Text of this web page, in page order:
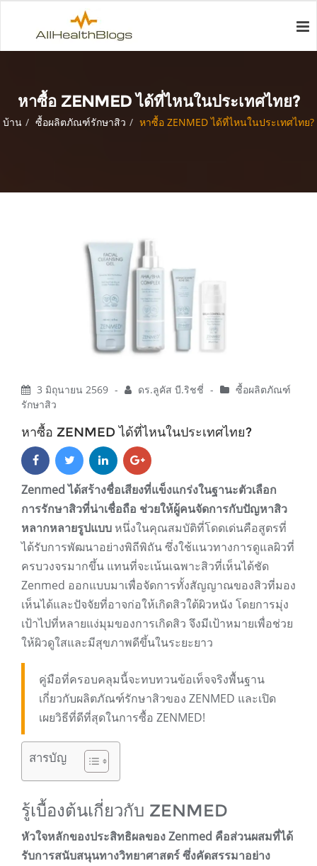
หาซื้อ ZENMED ได้ที่ไหนในประเทศไทย?
บ้าน ซื้อผลิตภัณฑ์รักษาสิว หาซื้อ ZENMED ได้ที่ไหนในประเทศไทย?
3 มิถุนายน 2569 - ดร.ลูคัส บี.ริชชี่ -
ซื้อผลิตภัณฑ์
รักษาสิว
หาซื้อ ZENMED ได้ที่ไหนในประเทศไทย?
Zenmed ได้สร้างชื่อเสียงที่แข็งแกร่งในฐานะตัวเลือก
การรักษาสิวที่น่าเชื่อถือ ช่วยให้ผู้คนจัดการกับปัญหาสิว
หลากหลายรูปแบบ หนึ่งในคุณสมบัติที่โดดเด่นคือสูตรที่
ได้รับการพัฒนาอย่างพิถีพิถัน ซึ่งใช้แนวทางการดูแลผิวที่
ครบวงจรมากขึ้น แทนที่จะเน้นเฉพาะสิวที่เห็นได้ชัด
Zenmed ออกแบบมาเพื่อจัดการทั้งสัญญาณของสิวที่มอง
เห็นได้และปัจจัยที่อาจก่อให้เกิดสิวใต้ผิวหนัง โดยการมุ่ง
เป้าไปที่หลายแง่มุมของการเกิดสิว จึงมีเป้าหมายเพื่อช่วย
ให้ผิวดูใสและมีสุขภาพดีขึ้นในระยะยาว
คู่มือที่ครอบคลุมนี้จะทบทวนข้อเท็จจริงพื้นฐาน
เกี่ยวกับผลิตภัณฑ์รักษาสิวของ ZENMED และเปิด
เผยวิธีที่ดีที่สุดในการซื้อ ZENMED!
สารบัญ
รู้เบื้องต้นเกี่ยวกับ ZENMED
หัวใจหลักของประสิทธิผลของ Zenmed คือส่วนผสมที่ได้
รับการสนับสนุนทางวิทยาศาสตร์ ซึ่งคัดสรรมาอย่าง